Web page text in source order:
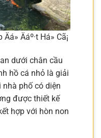
Äáº·t Há» Cã¡
dưới chân cầu
hồ cá nhỏ là giải
phố có diện
được thiết kế
hợp với hòn non